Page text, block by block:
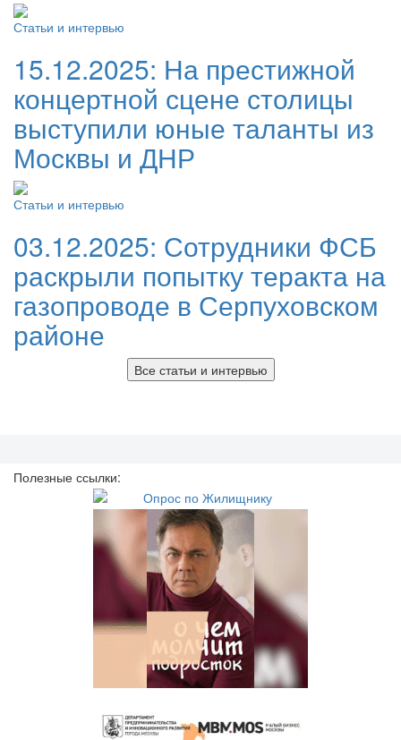
Статьи и интервью
15.12.2025: На престижной
концертной сцене столицы
выступили юные таланты из
Москвы и ДНР
Статьи и интервью
03.12.2025: Сотрудники ФСБ
раскрыли попытку теракта на
газопроводе в Серпуховском
районе
Все статьи и интервью
Полезные ссылки: